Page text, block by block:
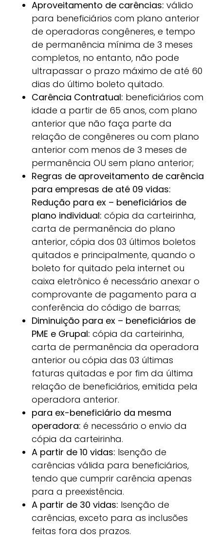
Aproveitamento de carências: válido
para beneficiários com plano anterior
de operadoras congêneres, e tempo
de permanência mínima de 3 meses
completos, no entanto, não pode
ultrapassar o prazo máximo de até 60
dias do último boleto quitado.
Carência Contratual: beneficiários com
idade a partir de 65 anos, com plano
anterior que não faça parte da
relação de congêneres ou com plano
anterior com menos de 3 meses de
permanência OU sem plano anterior;
Regras de aproveitamento de carência
para empresas de até 09 vidas:
Redução para ex – beneficiários de
plano individual: cópia da carteirinha,
carta de permanência do plano
anterior, cópia dos 03 últimos boletos
quitados e principalmente, quando o
boleto for quitado pela internet ou
caixa eletrônico é necessário anexar o
comprovante de pagamento para a
conferência do código de barras;
Diminuição para ex – beneficiários de
PME e Grupal: cópia da carteirinha,
carta de permanência da operadora
anterior ou cópia das 03 últimas
faturas quitadas e por fim da última
relação de beneficiários, emitida pela
operadora anterior.
para ex-beneficiário da mesma
operadora: é necessário o envio da
cópia da carteirinha.
A partir de 10 vidas: Isenção de
carências válida para beneficiários,
tendo que cumprir carência apenas
para a preexistência.
A partir de 30 vidas: Isenção de
carências, exceto para as inclusões
feitas fora dos prazos.